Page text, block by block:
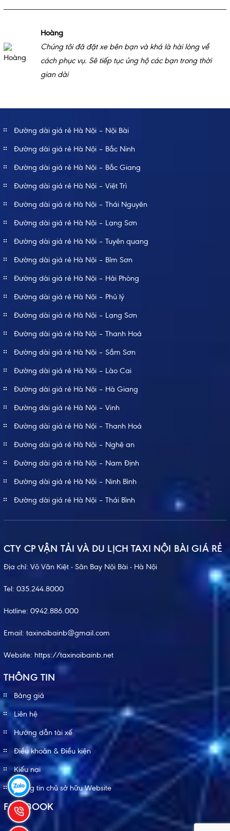
Hoàng
Chúng tôi đã đặt xe bên bạn và khá là hài lòng về
cách phục vụ. Sẽ tiếp tục ủng hộ các bạn trong thời
gian dài
Đường dài giá rẻ Hà Nội – Nội Bài
Đường dài giá rẻ Hà Nội – Bắc Ninh
Đường dài giá rẻ Hà Nội – Bắc Giang
Đường dài giá rẻ Hà Nội – Việt Trì
Đường dài giá rẻ Hà Nội – Thái Nguyên
Đường dài giá rẻ Hà Nội – Lạng Sơn
Đường dài giá rẻ Hà Nội – Tuyên quang
Đường dài giá rẻ Hà Nội – Bỉm Sơn
Đường dài giá rẻ Hà Nội – Hải Phòng
Đường dài giá rẻ Hà Nội – Phủ lý
Đường dài giá rẻ Hà Nội – Lạng Sơn
Đường dài giá rẻ Hà Nội – Thanh Hoá
Đường dài giá rẻ Hà Nội – Sầm Sơn
Đường dài giá rẻ Hà Nội – Lào Cai
Đường dài giá rẻ Hà Nội – Hà Giang
Đường dài giá rẻ Hà Nội – Vinh
Đường dài giá rẻ Hà Nội – Thanh Hoá
Đường dài giá rẻ Hà Nội – Nghệ an
Đường dài giá rẻ Hà Nội – Nam Định
Đường dài giá rẻ Hà Nội – Ninh Bình
Đường dài giá rẻ Hà Nội – Thái Bình
CTY CP VẬN TẢI VÀ DU LỊCH TAXI NỘI BÀI GIÁ RẺ
Địa chỉ: Võ Văn Kiệt - Sân Bay Nội Bài - Hà Nội
Tel: 035.244.8000
Hotline: 0942.886.000
Email: taxinoibainb@gmail.com
Website: https://taxinoibainb.net
THÔNG TIN
Bảng giá
Liên hệ
Hướng dẫn tài xế
Điều khoản & Điều kiện
Kiếu nại
Thông tin chủ sở hữu Website
FACEBOOK